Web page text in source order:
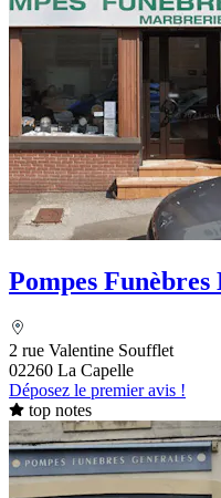
Pompes Funèbres
2 rue Valentine Soufflet
02260 La Capelle
Déposez le premier avis !
top notes